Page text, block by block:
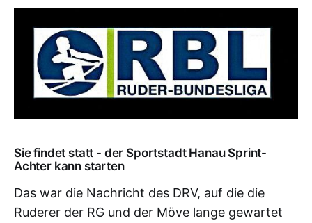
Sie findet statt - der Sportstadt Hanau Sprint-
Achter kann starten
Das war die Nachricht des DRV, auf die die
Ruderer der RG und der Möve lange gewartet